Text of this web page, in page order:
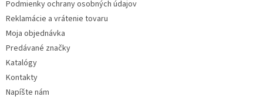
Podmienky ochrany osobných údajov
Reklamácie a vrátenie tovaru
Moja objednávka
Predávané značky
Katalógy
Kontakty
Napíšte nám